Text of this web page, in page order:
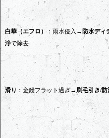
白華（エフロ） ：雨水侵入→防水ディ
浄で除去
滑り ：金鏝フラット過ぎ→刷毛引き/